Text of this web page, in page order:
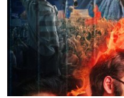
Crime
Tamilnadu
National
World